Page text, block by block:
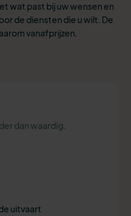
wat past bij uw wensen en
de diensten die u wilt. De
vanafprijzen.
dan waardig.
uitvaart